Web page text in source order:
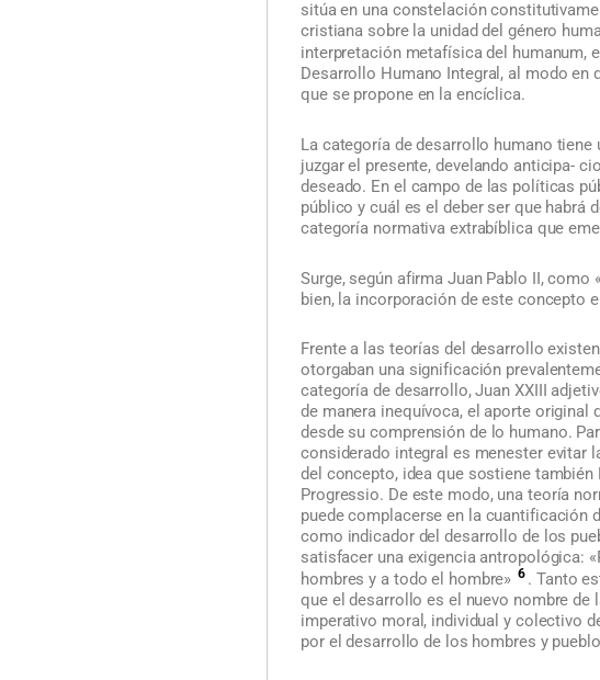
sitúa en una constelación
cristiana sobre la unidad del género
interpretación metafísica del humanum,
Desarrollo Humano Integral, al modo en
que se propone en la encíclica.
La categoría de desarrollo humano
juzgar el presente, develando anticipa-
deseado. En el campo de las políticas
público y cuál es el deber ser que habrá
categoría normativa extrabíblica que
Surge, según afirma Juan Pablo II,
bien, la incorporación de este concepto
Frente a las teorías del desarrollo
otorgaban una significación
categoría de desarrollo, Juan XXIII
de manera inequívoca, el aporte original
desde su comprensión de lo humano.
considerado integral es menester evitar
del concepto, idea que sostiene también
Progressio. De este modo, una teoría
puede complacerse en la cuantificación
como indicador del desarrollo de los
satisfacer una exigencia antropológica:
hombres y a todo el hombre» 6 . Tanto
que el desarrollo es el nuevo nombre de
imperativo moral, individual y colectivo
por el desarrollo de los hombres y